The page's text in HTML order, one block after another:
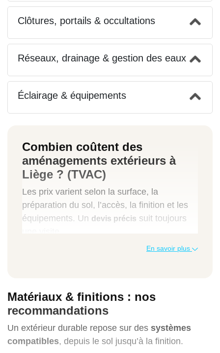
Clôtures, portails & occultations
Réseaux, drainage & gestion des eaux
Éclairage & équipements
Combien coûtent des
aménagements extérieurs à
Liège ? (TVAC)
Les prix varient selon la surface, la
préparation du sol, l’accès, la finition et les
équipements. Un devis précis suit toujours
85 à 150 €/m²
En savoir plus
Matériaux & finitions : nos
recommandations
Un extérieur durable repose sur des systèmes
compatibles, depuis le sol jusqu’à la finition.